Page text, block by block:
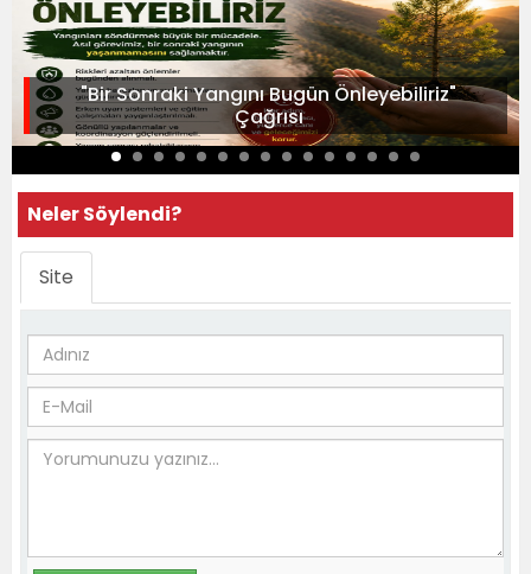
"Bir Sonraki Yangını Bugün Önleyebiliriz"
Çağrısı
Neler Söylendi?
Site